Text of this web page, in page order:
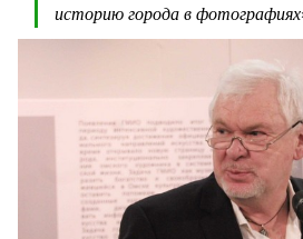
историю города в фотографиях